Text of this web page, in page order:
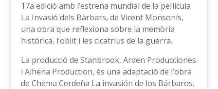
17a edició amb l’estrena mundial de la pel·lícula
La Invasió dels Bàrbars, de Vicent Monsonís,
una obra que reflexiona sobre la memòria
històrica, l’oblit i les cicatrius de la guerra.
La producció de Stanbrook, Arden Producciones
i Alhena Production, és una adaptació de l’obra
de Chema Cerdeña La invasión de los Bárbaros.